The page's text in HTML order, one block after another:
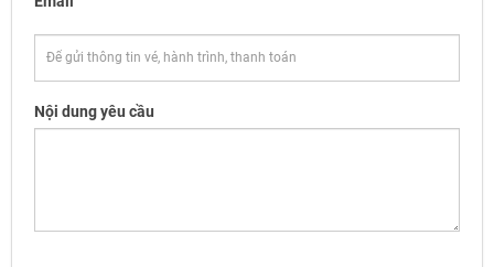
Nội dung yêu cầu